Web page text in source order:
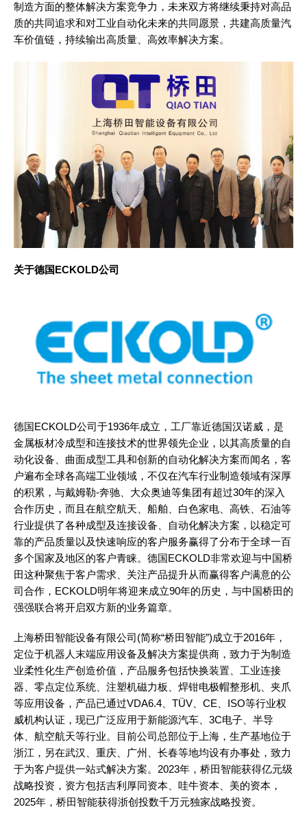
制造方面的整体解决方案竞争力，未来双方将继续秉持对高品
质的共同追求和对工业自动化未来的共同愿景，共建高质量汽
车价值链，持续输出高质量、高效率解决方案。
关于德国ECKOLD公司
德国ECKOLD公司于1936年成立，工厂靠近德国汉诺威，是
金属板材冷成型和连接技术的世界领先企业，以其高质量的自
动化设备、曲面成型工具和创新的自动化解决方案而闻名，客
户遍布全球各高端工业领域，不仅在汽车行业制造领域有深厚
的积累，与戴姆勒-奔驰、大众奥迪等集团有超过30年的深入
合作历史，而且在航空航天、船舶、白色家电、高铁、石油等
行业提供了各种成型及连接设备、自动化解决方案，以稳定可
靠的产品质量以及快速响应的客户服务赢得了分布于全球一百
多个国家及地区的客户青睐。德国ECKOLD非常欢迎与中国桥
田这种聚焦于客户需求、关注产品提升从而赢得客户满意的公
司合作，ECKOLD明年将迎来成立90年的历史，与中国桥田的
强强联合将开启双方新的业务篇章。
上海桥田智能设备有限公司(简称“桥田智能”)成立于2016年，
定位于机器人末端应用设备及解决方案提供商，致力于为制造
业柔性化生产创造价值，产品服务包括快换装置、工业连接
器、零点定位系统、注塑机磁力板、焊钳电极帽整形机、夹爪
等应用设备，产品已通过VDA6.4、TÜV、CE、ISO等行业权
威机构认证，现已广泛应用于新能源汽车、3C电子、半导
体、航空航天等行业。目前公司总部位于上海，生产基地位于
浙江，另在武汉、重庆、广州、长春等地均设有办事处，致力
于为客户提供一站式解决方案。2023年，桥田智能获得亿元级
战略投资，资方包括吉利厚同资本、哇牛资本、美的资本，
2025年，桥田智能获得浙创投数千万元独家战略投资。